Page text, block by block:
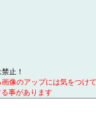
止！
像のアップには気をつけ
事があります